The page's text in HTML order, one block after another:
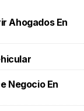
Ahogados En
Negocio En